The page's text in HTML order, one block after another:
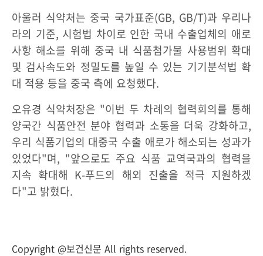
아울러 식약처는 중국 국가표준(GB, GB/T)과 우리나
라의 기준, 시험법 차이로 인한 국내 수출업체의 애로
사항 해소를 위해 중국 내 식품첨가물 사용범위 확대
및 검사속도와 정밀도를 높일 수 있는 기기분석법 확
대 적용 등을 중국 측에 요청했다.
오유경 식약처장은 "이번 두 차례의 협력회의를 통해
양국간 식품안전 분야 협력과 소통을 더욱 강화하고,
우리 식품기업의 대중국 수출 애로가 해소되는 성과가
있었다"며, "앞으로도 주요 식품 교역국과의 협력을
지속 확대해 K-푸드의 해외 진출을 적극 지원하겠
다"고 밝혔다.
Copyright @보건신문 All rights reserved.